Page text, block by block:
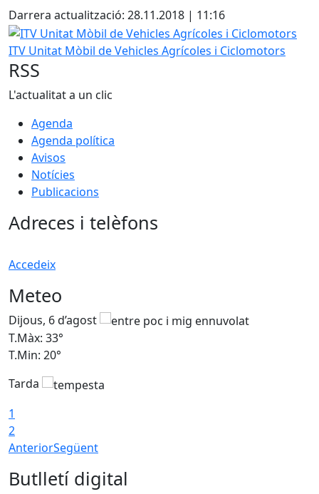
Darrera actualització: 28.11.2018 | 11:16
ITV Unitat Mòbil de Vehicles Agrícoles i Ciclomotors
ITV Unitat Mòbil de Vehicles Agrícoles i Ciclomotors
RSS
L'actualitat a un clic
Agenda
Agenda política
Avisos
Notícies
Publicacions
Adreces i telèfons
Accedeix
Meteo
Dijous, 6 d’agost
T.Màx: 33°
T.Min: 20°
Tarda
1
2
AnteriorSegüent
Butlletí digital